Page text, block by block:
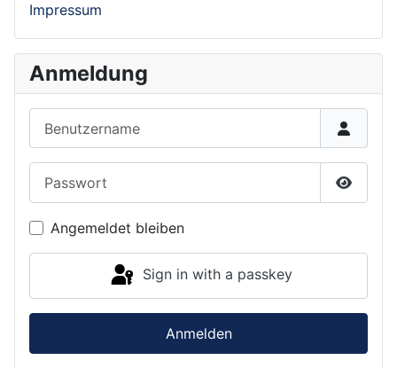
Impressum
Anmeldung
Show
Angemeldet bleiben
Sign in with a passkey
Anmelden